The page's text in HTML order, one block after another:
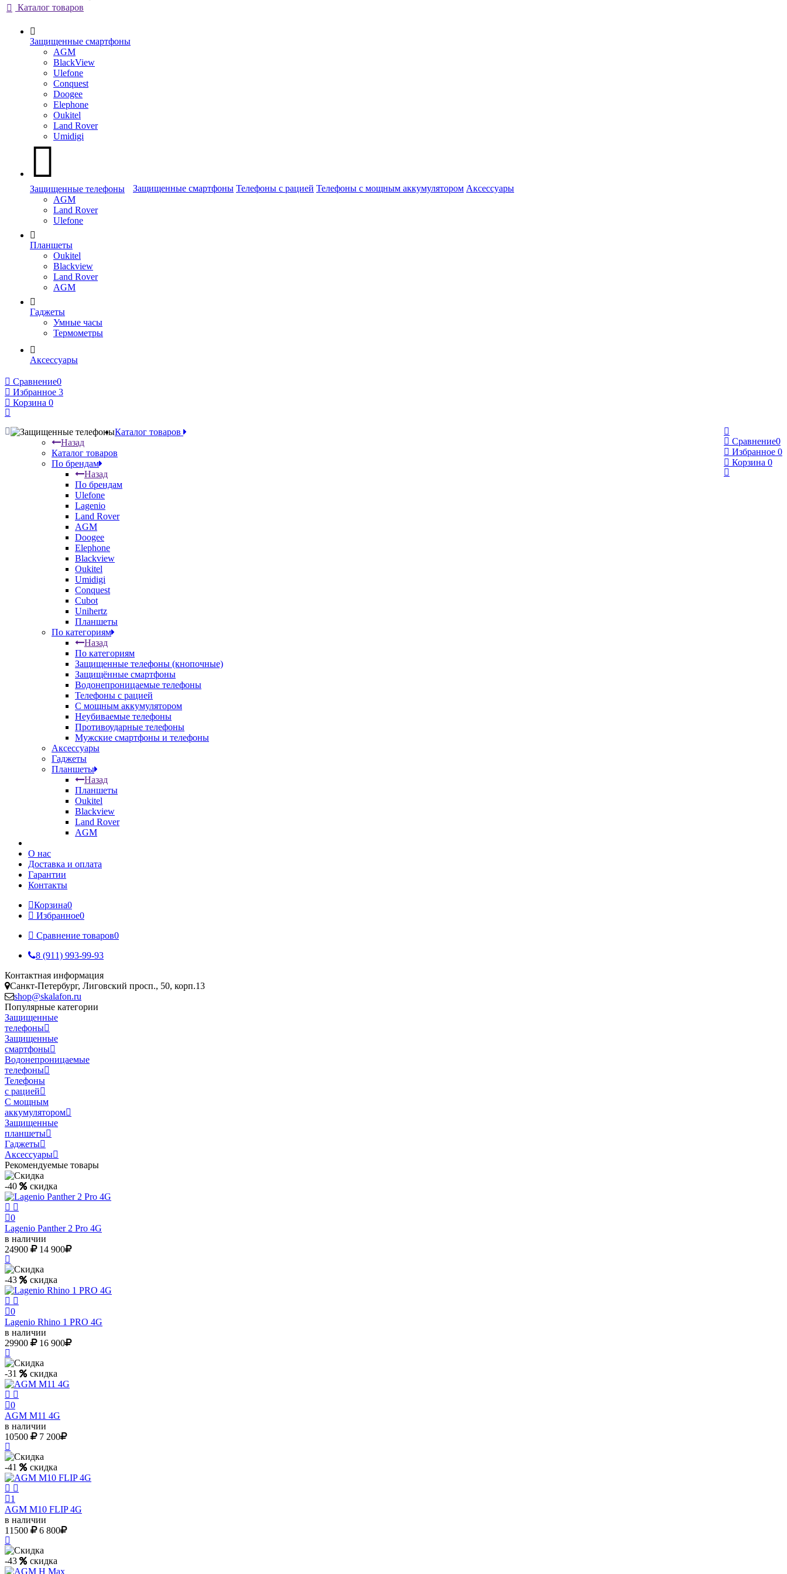
Каталог товаров
Защищенные смартфоны
AGM
BlackView
Ulefone
Conquest
Doogee
Elephone
Oukitel
Land Rover
Umidigi
Защищенные телефоны
AGM
Land Rover
Ulefone
Планшеты
Oukitel
Blackview
Land Rover
AGM
Гаджеты
Умные часы
Термометры
Аксессуары
Защищенные смартфоны Телефоны с рацией Телефоны с мощным аккумулятором Аксессуары
Сравнение0
Избранное 3
Корзина 0
Сравнение0
Избранное 0
Корзина 0
Каталог товаров
Назад
Каталог товаров
По брендам
Назад
По брендам
Ulefone
Lagenio
Land Rover
AGM
Doogee
Elephone
Blackview
Oukitel
Umidigi
Conquest
Cubot
Unihertz
Планшеты
По категориям
Назад
По категориям
Защищенные телефоны (кнопочные)
Защищённые смартфоны
Водонепроницаемые телефоны
Телефоны с рацией
С мощным аккумулятором
Неубиваемые телефоны
Противоударные телефоны
Мужские смартфоны и телефоны
Аксессуары
Гаджеты
Планшеты
Назад
Планшеты
Oukitel
Blackview
Land Rover
AGM
О нас
Доставка и оплата
Гарантии
Контакты
Корзина0
Избранное0
Сравнение товаров0
8 (911) 993-99-93
Контактная информация
Санкт-Петербург, Лиговский просп., 50, корп.13
shop@skalafon.ru
Популярные категории
Защищенные
телефоны
Защищенные
смартфоны
Водонепроницаемые
телефоны
Телефоны
с рацией
С мощным
аккумулятором
Защищенные
планшеты
Гаджеты
Аксессуары
Рекомендуемые товары
-40 скидка
0
Lagenio Panther 2 Pro 4G
в наличии
24900
14 900
-43 скидка
0
Lagenio Rhino 1 PRO 4G
в наличии
29900
16 900
-31 скидка
0
AGM M11 4G
в наличии
10500
7 200
-41 скидка
1
AGM M10 FLIP 4G
в наличии
11500
6 800
-43 скидка